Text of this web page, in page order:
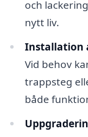
och
nytt liv.
Installation
Vid behov
trappsteg
både